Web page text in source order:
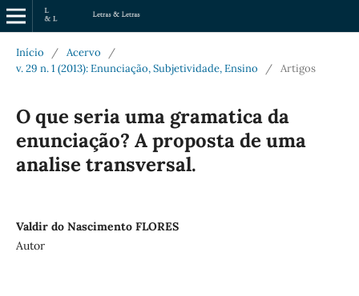
Início / Acervo
/
v. 29 n. 1 (2013): Enunciação, Subjetividade, Ensino
/ Artigos
O que seria uma gramatica da
enunciação? A proposta de uma
analise transversal.
Valdir do Nascimento FLORES
Autor